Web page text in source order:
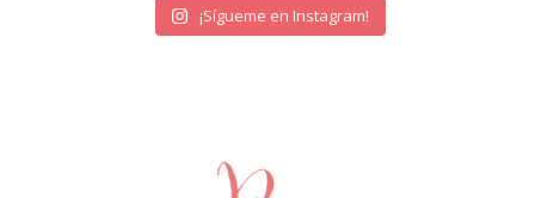
¡Sígueme en Instagram!